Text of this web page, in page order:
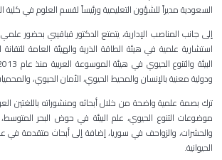
السعودية مديراً للشؤون التعليمية ورئيساً لقسم العلوم في كلية
إلى جانب المناصب الإدارية، يتمتع الدكتور قباقيبي بحضور
استشارية علمية في هيئة الطاقة الذرية والهيئة العامة
ودولية معنية بالإنسان والمحيط الحيوي، الأمان الحيوي،
ترك بصمة علمية واضحة من خلال أبحاثه ومنشوراته باللغتين
موضوعات التنوع الحيوي، علم البيئة في حوض البحر
والحشرات، والزواحف في سوريا، إضافة إلى أبحاث متقدمة في
الحيوانية.